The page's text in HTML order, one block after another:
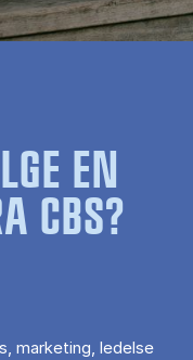
EN
CBS?
marketing, ledelse